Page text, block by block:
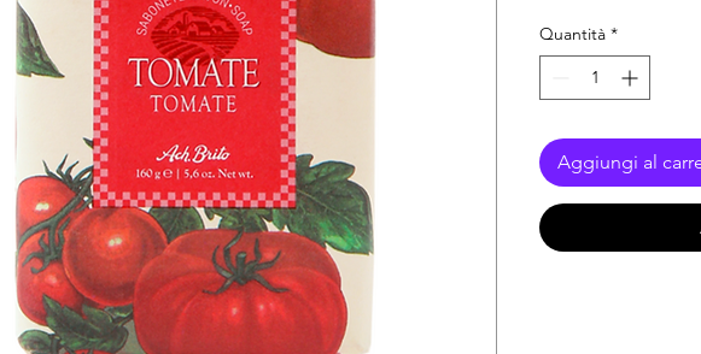
Quantità *
Aggiungi al